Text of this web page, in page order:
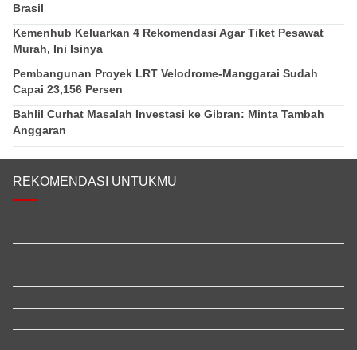
Brasil
Kemenhub Keluarkan 4 Rekomendasi Agar Tiket Pesawat
Murah, Ini Isinya
Pembangunan Proyek LRT Velodrome-Manggarai Sudah
Capai 23,156 Persen
Bahlil Curhat Masalah Investasi ke Gibran: Minta Tambah
Anggaran
REKOMENDASI UNTUKMU